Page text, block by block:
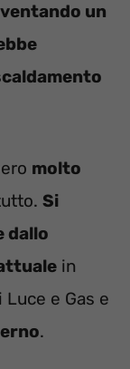
un
molto
Si
dallo
in
e Gas e
.